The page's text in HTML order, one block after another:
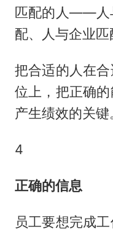
匹配的人——人
配、人与企业匹
把合适的人在
位上，把正确
产生绩效的关键
4
正确的信息
员工要想完成